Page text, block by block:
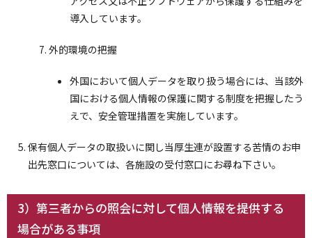
導入しています。
外的環境の把握
外国において個人データを取り扱う場合には、当該外
国における個人情報の保護に関する制度を把握したう
えで、安全管理措置を実施しています。
保有個人データの取扱いに関し当厚生連が設置する苦情のお申
出先窓口については、各施設の受付窓口にお尋ね下さい。
3）第三者からの照会に対して個人情報を提供する
場合がある事項